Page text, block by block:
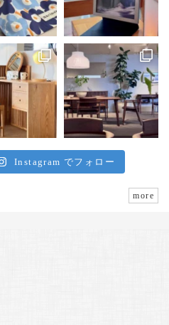
Instagram でフォロー
more